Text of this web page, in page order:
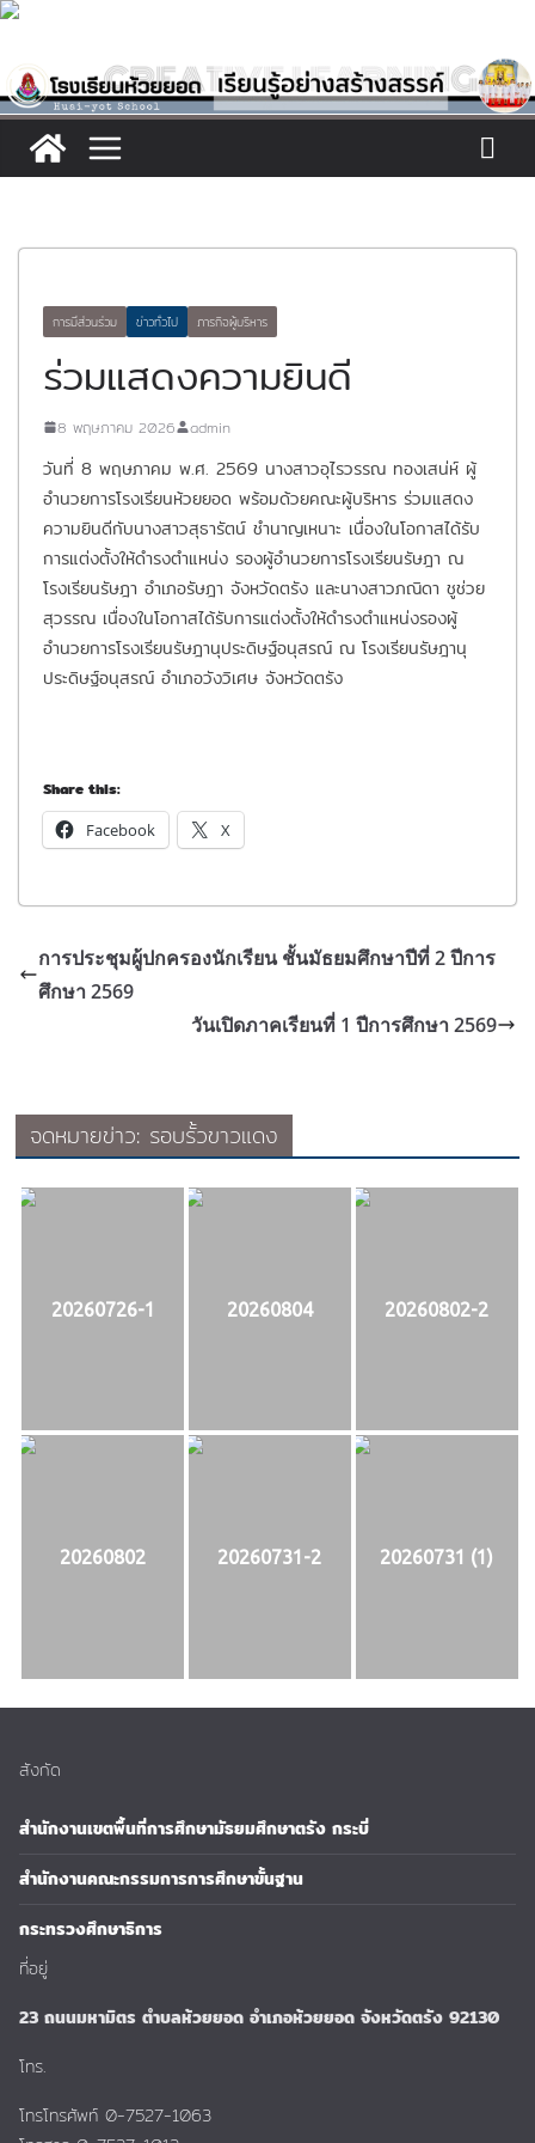
Skip
content
การมีส่วนร่วม ข่าวทั่วไป ภารกิจผู้บริหาร
ร่วมแสดงความยินดี
8 พฤษภาคม 2026 admin
วันที่ 8 พฤษภาคม พ.ศ. 2569 นางสาวอุไรวรรณ ทองเสน่ห์ ผู้
อำนวยการโรงเรียนห้วยยอด พร้อมด้วยคณะผู้บริหาร ร่วมแสดง
ความยินดีกับนางสาวสุธารัตน์ ชำนาญเหนาะ เนื่องในโอกาสได้รับ
การแต่งตั้งให้ดำรงตำแหน่ง รองผู้อำนวยการโรงเรียนรัษฎา ณ
โรงเรียนรัษฎา อำเภอรัษฎา จังหวัดตรัง และนางสาวภณิดา ชูช่วย
สุวรรณ เนื่องในโอกาสได้รับการแต่งตั้งให้ดำรงตำแหน่งรองผู้
อำนวยการโรงเรียนรัษฎานุประดิษฐ์อนุสรณ์ ณ โรงเรียนรัษฎานุ
ประดิษฐ์อนุสรณ์ อำเภอวังวิเศษ จังหวัดตรัง
Share this:
Facebook X
การประชุมผู้ปกครองนักเรียน ชั้นมัธยมศึกษาปีที่ 2 ปีการ
ศึกษา 2569
วันเปิดภาคเรียนที่ 1 ปีการศึกษา 2569
จดหมายข่าว: รอบรั้วขาวแดง
20260726-1 20260804 20260802-2
20260802 20260731-2 20260731 (1)
สังกัด
สำนักงานเขตพื้นที่การศึกษามัธยมศึกษาตรัง กระบี่
สำนักงานคณะกรรมการการศึกษาขั้นฐาน
กระทรวงศึกษาธิการ
ที่อยู่
23 ถนนมหามิตร ตำบลห้วยยอด อำเภอห้วยยอด จังหวัดตรัง 92130
โทร.
โทรโทรศัพท์ 0-7527-1063